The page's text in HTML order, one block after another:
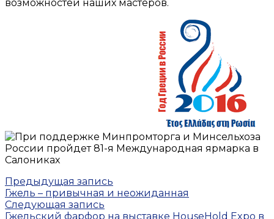
возможностей наших мастеров.
Предыдущая запись
Гжель – привычная и неожиданная
Следующая запись
Гжельский фарфор на выставке HouseHold Expo в